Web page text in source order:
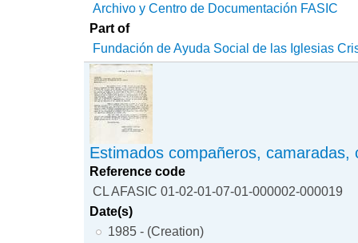
Archivo y Centro de Documentación FASIC
Part of
Fundación de Ayuda Social de las Iglesias
Estimados compañeros, camaradas,
Reference code
CL AFASIC 01-02-01-07-01-000002-000019
Date(s)
1985 - (Creation)